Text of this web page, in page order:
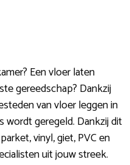
Een vloer laten
gereedschap? Dankzij
van vloer leggen in
wordt geregeld. Dankzij dit
vinyl, giet, PVC en
uit jouw streek.